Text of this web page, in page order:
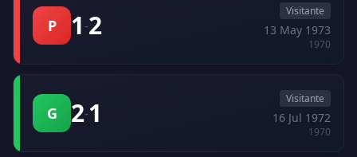
P 1 -2 Visitante
13 May 1973
1970
G 2-1 Visitante
16 Jul 1972
1970